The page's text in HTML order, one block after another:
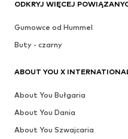
ODKRYJ WIĘCEJ
Gumowce od Hummel
Buty - czarny
ABOUT YOU X
About You Bułgaria
About You Dania
About You Szwajcaria